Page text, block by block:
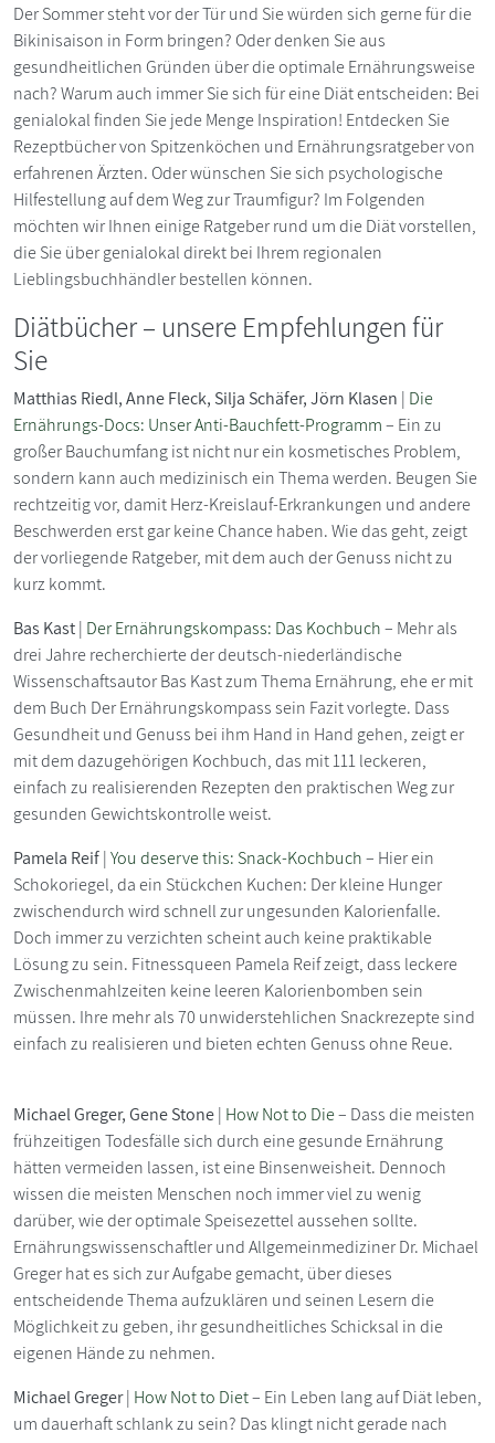
Der Sommer steht vor der Tür und Sie würden sich gerne für die
Bikinisaison in Form bringen? Oder denken Sie aus
gesundheitlichen Gründen über die optimale Ernährungsweise
nach? Warum auch immer Sie sich für eine Diät entscheiden: Bei
genialokal finden Sie jede Menge Inspiration! Entdecken Sie
Rezeptbücher von Spitzenköchen und Ernährungsratgeber von
erfahrenen Ärzten. Oder wünschen Sie sich psychologische
Hilfestellung auf dem Weg zur Traumfigur? Im Folgenden
möchten wir Ihnen einige Ratgeber rund um die Diät vorstellen,
die Sie über genialokal direkt bei Ihrem regionalen
Lieblingsbuchhändler bestellen können.
Diätbücher – unsere Empfehlungen für
Sie
Matthias Riedl, Anne Fleck, Silja Schäfer, Jörn Klasen | Die
Ernährungs-Docs: Unser Anti-Bauchfett-Programm– Ein zu
großer Bauchumfang ist nicht nur ein kosmetisches Problem,
sondern kann auch medizinisch ein Thema werden. Beugen Sie
rechtzeitig vor, damit Herz-Kreislauf-Erkrankungen und andere
Beschwerden erst gar keine Chance haben. Wie das geht, zeigt
der vorliegende Ratgeber, mit dem auch der Genuss nicht zu
kurz kommt.
Bas Kast| Der Ernährungskompass: Das Kochbuch– Mehr als
drei Jahre recherchierte der deutsch-niederländische
Wissenschaftsautor Bas Kast zum Thema Ernährung, ehe er mit
dem Buch Der Ernährungskompass sein Fazit vorlegte. Dass
Gesundheit und Genuss bei ihm Hand in Hand gehen, zeigt er
mit dem dazugehörigen Kochbuch, das mit 111 leckeren,
einfach zu realisierenden Rezepten den praktischen Weg zur
gesunden Gewichtskontrolle weist.
Pamela Reif|You deserve this: Snack-Kochbuch– Hier ein
Schokoriegel, da ein Stückchen Kuchen: Der kleine Hunger
zwischendurch wird schnell zur ungesunden Kalorienfalle.
Doch immer zu verzichten scheint auch keine praktikable
Lösung zu sein. Fitnessqueen Pamela Reif zeigt, dass leckere
Zwischenmahlzeiten keine leeren Kalorienbomben sein
müssen. Ihre mehr als 70 unwiderstehlichen Snackrezepte sind
einfach zu realisieren und bieten echten Genuss ohne Reue.
Michael Greger, Gene Stone| How Not to Die– Dass die meisten
frühzeitigen Todesfälle sich durch eine gesunde Ernährung
hätten vermeiden lassen, ist eine Binsenweisheit. Dennoch
wissen die meisten Menschen noch immer viel zu wenig
darüber, wie der optimale Speisezettel aussehen sollte.
Ernährungswissenschaftler und Allgemeinmediziner Dr. Michael
Greger hat es sich zur Aufgabe gemacht, über dieses
entscheidende Thema aufzuklären und seinen Lesern die
Möglichkeit zu geben, ihr gesundheitliches Schicksal in die
eigenen Hände zu nehmen.
Michael Greger| How Not to Diet– Ein Leben lang auf Diät leben,
um dauerhaft schlank zu sein? Das klingt nicht gerade nach